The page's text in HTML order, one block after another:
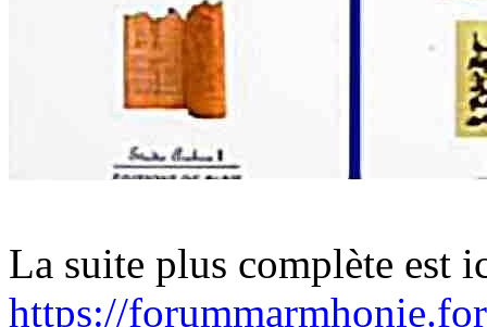
La suite plus complète est
https://